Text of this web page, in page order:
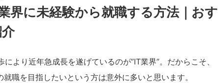
界に未経験から就職する方法｜おす
より近年急成長を遂げているのが”IT業界”。だからこそ、
職を目指したいという方は意外に多いと思います。